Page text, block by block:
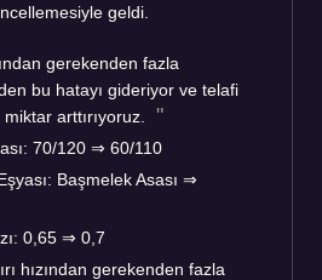
geldi.
gerekenden fazla
bu hatayı gideriyor ve telafi
miktar arttırıyoruz.
70/120 ⇒ 60/110
Başmelek Asası ⇒
0,65 ⇒ 0,7
hızından gerekenden fazla